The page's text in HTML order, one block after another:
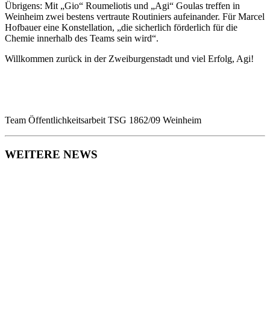
Übrigens: Mit „Gio“ Roumeliotis und „Agi“ Goulas treffen in
Weinheim zwei bestens vertraute Routiniers aufeinander. Für Marcel
Hofbauer eine Konstellation, „die sicherlich förderlich für die
Chemie innerhalb des Teams sein wird“.
Willkommen zurück in der Zweiburgenstadt und viel Erfolg, Agi!
Team Öffentlichkeitsarbeit TSG 1862/09 Weinheim
WEITERE NEWS